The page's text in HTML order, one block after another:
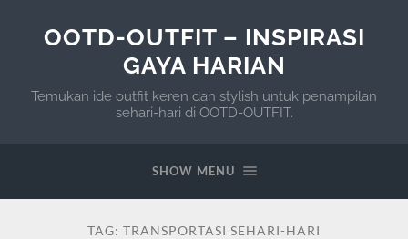
OOTD-OUTFIT – INSPIRASI
GAYA HARIAN
Temukan ide outfit keren dan stylish untuk penampilan
sehari-hari di OOTD-OUTFIT.
SHOW MENU
TAG: TRANSPORTASI SEHARI-HARI